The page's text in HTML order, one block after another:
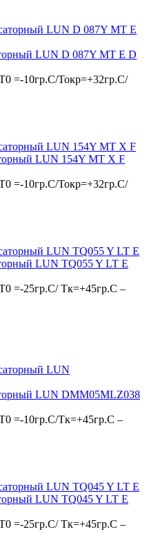
LUN D 087Y MT E D
=-10гр.С/Токр=+32гр.С/
LUN 154Y MT X F
=-10гр.С/Токр=+32гр.С/
LUN TQ055 Y LT E
=-25гр.С/ Тк=+45гр.С –
LUN DMM05MLZ038
=-10гр.С/Тк=+45гр.С –
LUN TQ045 Y LT E
=-25гр.С/ Тк=+45гр.С –